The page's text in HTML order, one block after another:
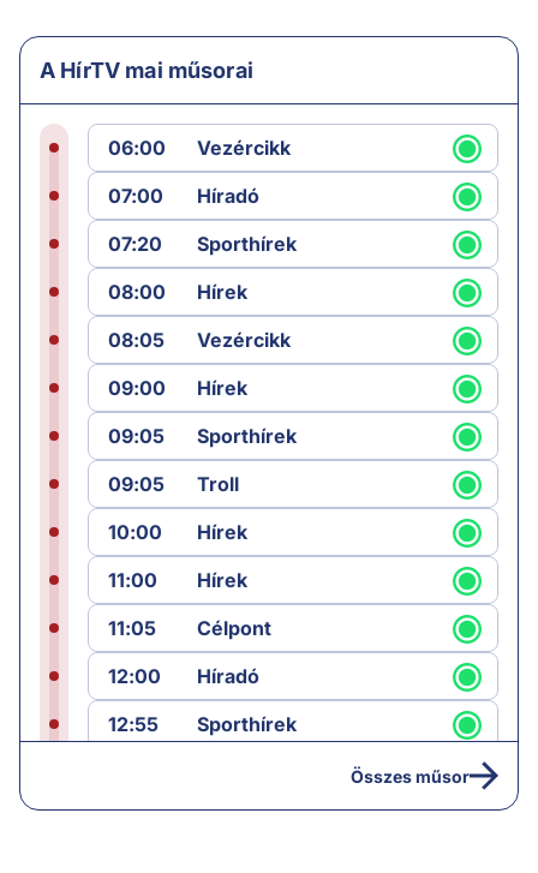
A HírTV mai műsorai
06:00
Vezércikk
07:00
Híradó
07:20
Sporthírek
08:00
Hírek
08:05
Vezércikk
09:00
Hírek
09:05
Sporthírek
09:05
Troll
10:00
Hírek
11:00
Hírek
11:05
Célpont
12:00
Híradó
12:55
Sporthírek
Összes műsor